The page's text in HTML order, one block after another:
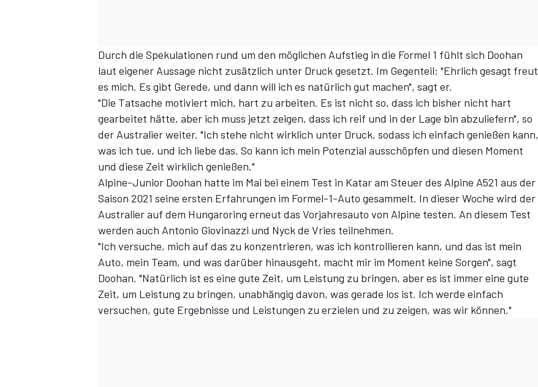
SPORTWAGEN
Durch die Spekulationen rund um den möglichen Aufstieg in die Formel 1 fühlt sich Doohan
laut eigener Aussage nicht zusätzlich unter Druck gesetzt. Im Gegenteil: "Ehrlich gesagt freut
es mich. Es gibt Gerede, und dann will ich es natürlich gut machen", sagt er.
"Die Tatsache motiviert mich, hart zu arbeiten. Es ist nicht so, dass ich bisher nicht hart
gearbeitet hätte, aber ich muss jetzt zeigen, dass ich reif und in der Lage bin abzuliefern", so
der Australier weiter. "Ich stehe nicht wirklich unter Druck, sodass ich einfach genießen kann,
was ich tue, und ich liebe das. So kann ich mein Potenzial ausschöpfen und diesen Moment
und diese Zeit wirklich genießen."
Alpine-Junior Doohan hatte im Mai bei einem Test in Katar am Steuer des Alpine A521 aus der
Saison 2021 seine ersten Erfahrungen im Formel-1-Auto gesammelt. In dieser Woche wird der
Australierauf dem Hungaroring erneut das Vorjahresauto von Alpine testen. An diesem Test
werden auch Antonio Giovinazzi und Nyck de Vries teilnehmen.
"Ich versuche, mich auf das zu konzentrieren, was ich kontrollieren kann, und das ist mein
Auto, mein Team, und was darüber hinausgeht, macht mir im Moment keine Sorgen", sagt
Doohan. "Natürlich ist es eine gute Zeit, um Leistung zu bringen, aber es ist immer eine gute
Zeit, um Leistung zu bringen, unabhängig davon, was gerade los ist. Ich werde einfach
versuchen, gute Ergebnisse und Leistungen zu erzielen und zu zeigen, was wir können."